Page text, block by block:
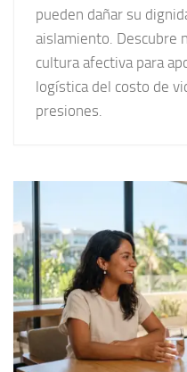
pueden dañar su
aislamiento. Descubre
cultura afectiva para
logística del costo de
presiones.